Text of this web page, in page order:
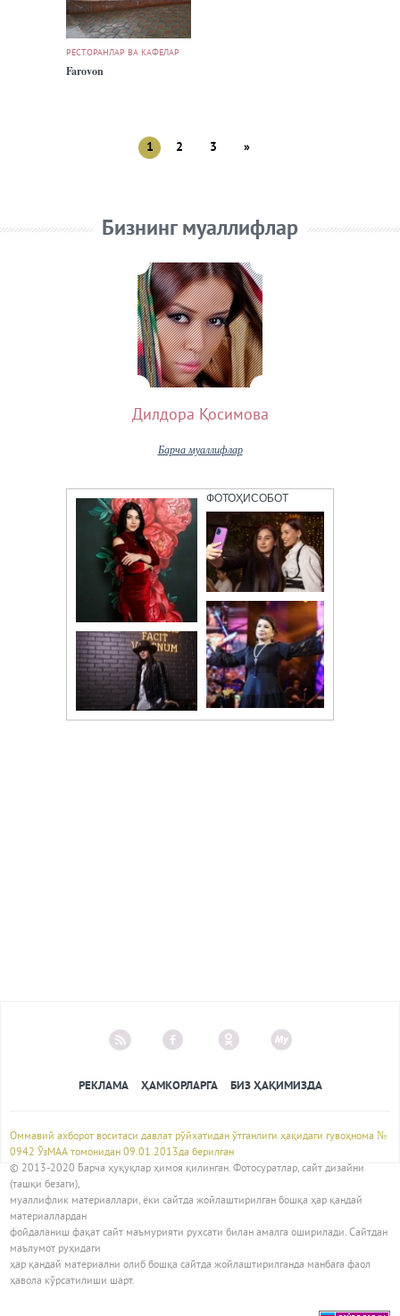
РЕСТОРАНЛАР ВА КАФЕЛАР
Farovon
1 2 3 »
Бизнинг муаллифлар
Дилдора Қосимова
Барча муаллифлар
ФОТОҲИСОБОТ
РЕКЛАМА ҲАМКОРЛАРГА БИЗ ҲАҚИМИЗДА
Оммавий ахборот воситаси давлат рўйхатидан ўтганлиги ҳақидаги гувоҳнома №
0942 ЎзМАА томонидан 09.01.2013да берилган
© 2013-2020 Барча ҳуқуқлар ҳимоя қилинган. Фотосуратлар, сайт дизайни
(ташқи безаги),
муаллифлик материаллари, ёки сайтда жойлаштирилган бошқа ҳар қандай
материаллардан
фойдаланиш фақат сайт маъмурияти рухсати билан амалга оширилади. Сайтдан
маълумот руҳидаги
ҳар қандай материални олиб бошқа сайтда жойлаштирилганда манбага фаол
ҳавола кўрсатилиши шарт.